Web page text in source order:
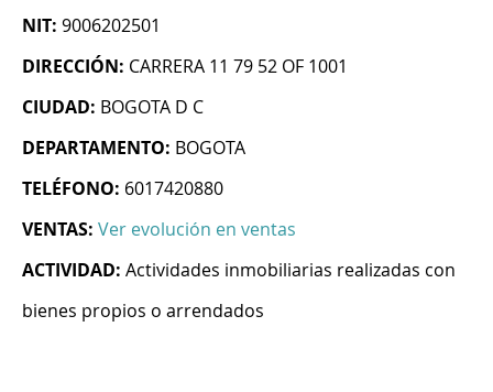
NIT: 9006202501
DIRECCIÓN: CARRERA 11 79 52 OF 1001
CIUDAD: BOGOTA D C
DEPARTAMENTO: BOGOTA
TELÉFONO: 6017420880
VENTAS: Ver evolución en ventas
ACTIVIDAD: Actividades inmobiliarias realizadas con
bienes propios o arrendados